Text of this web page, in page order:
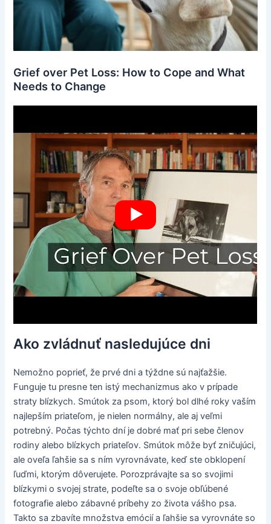
Grief over Pet Loss: How to Cope and What
Needs to Change
Ako zvládnuť nasledujúce dni
Nemožno poprieť, že prvé dni a týždne sú najťažšie.
Funguje tu presne ten istý mechanizmus ako v prípade
straty blízkych. Smútok za psom, ktorý bol dlhé roky vaším
najlepším priateľom, je nielen normálny, ale aj veľmi
potrebný. Počas týchto dní je dobré mať pri sebe členov
rodiny alebo blízkych priateľov. Smútok môže byť zničujúci,
ale oveľa ľahšie sa s ním vyrovnávate, keď ste obklopení
ľuďmi, ktorým dôverujete. Porozprávajte sa so svojimi
blízkymi o svojej strate, podeľte sa o svoje obľúbené
fotografie alebo zábavné príbehy zo života vášho psa.
Takto sa zbavíte množstva emócií a ľahšie sa vyrovnáte so